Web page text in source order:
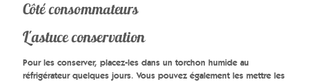
Côté consommateurs
L'astuce conservation
Pour les conserver, placez-les dans un torchon humide au
réfrigérateur quelques jours. Vous pouvez également les mettre les